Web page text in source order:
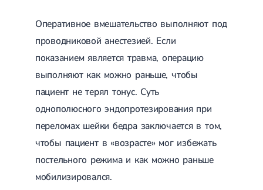
Разрыв связок коленного сустава
Разрыв связок голеностопа
Эндокринология
Сахарный диабет
Сахарный диабет 1 типа
Сахарный диабет 2 типа
Несахарный диабет
Школа диабета
Диффузный токсический зоб (Базедова болезнь)
Узловой зоб
Оперативное вмешательство выполняют под
проводниковой анестезией. Если
показанием является травма, операцию
выполняют как можно раньше, чтобы
пациент не терял тонус. Суть
однополюсного эндопротезирования при
переломах шейки бедра заключается в том,
чтобы пациент в «возрасте» мог избежать
постельного режима и как можно раньше
мобилизировался.